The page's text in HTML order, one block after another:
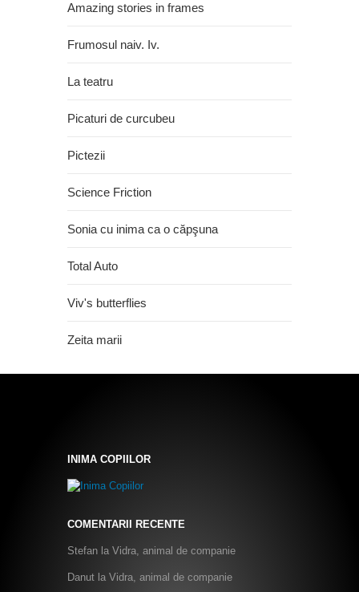
Amazing stories in frames
Frumosul naiv. Iv.
La teatru
Picaturi de curcubeu
Pictezii
Science Friction
Sonia cu inima ca o căpşuna
Total Auto
Viv's butterflies
Zeita marii
INIMA COPIILOR
COMENTARII RECENTE
Stefan la Vidra, animal de companie
Danut la Vidra, animal de companie